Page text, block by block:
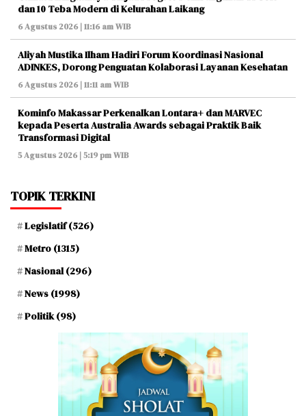
dan 10 Teba Modern di Kelurahan Laikang
6 Agustus 2026 | 11:16 am WIB
Aliyah Mustika Ilham Hadiri Forum Koordinasi Nasional
ADINKES, Dorong Penguatan Kolaborasi Layanan Kesehatan
6 Agustus 2026 | 11:11 am WIB
Kominfo Makassar Perkenalkan Lontara+ dan MARVEC
kepada Peserta Australia Awards sebagai Praktik Baik
Transformasi Digital
5 Agustus 2026 | 5:19 pm WIB
TOPIK TERKINI
Legislatif(526)
Metro (1315)
Nasional(296)
News (1998)
Politik(98)